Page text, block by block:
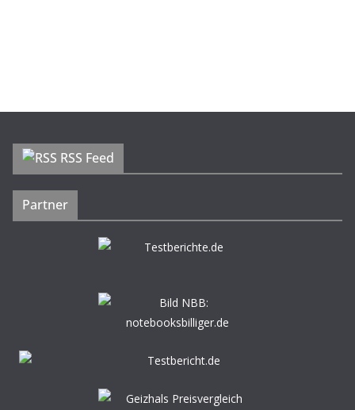
RSS Feed
Partner